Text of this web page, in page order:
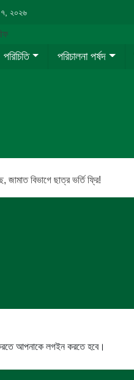
২০২৬
পরিচিতি পরিচালনা পর্ষদ
জামাত বিভাগে ছাত্র ভর্তি ফ্রি!
আপনাকে লগইন করতে হবে।